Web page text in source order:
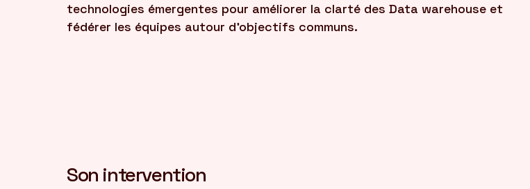
technologies émergentes pour améliorer la clarté des Data warehouse et
fédérer les équipes autour d'objectifs communs.
Son intervention